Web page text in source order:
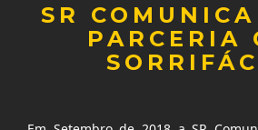
SR
PARCERIA